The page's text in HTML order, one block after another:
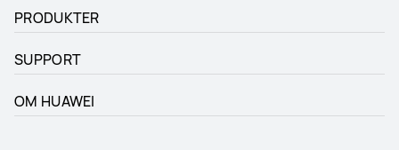
PRODUKTER
SUPPORT
OM HUAWEI